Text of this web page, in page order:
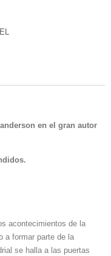
en el gran autor
acontecimientos de la
a formar parte de la
se halla a las puertas